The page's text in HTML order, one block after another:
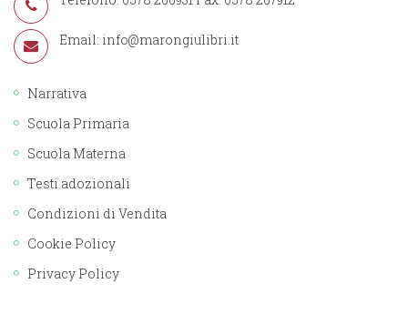
Email: info@marongiulibri.it
Narrativa
Scuola Primaria
Scuola Materna
Testi adozionali
Condizioni di Vendita
Cookie Policy
Privacy Policy